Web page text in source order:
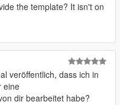
the template? It isn't on
veröffentlich, dass ich in
eine
dir bearbeitet habe?